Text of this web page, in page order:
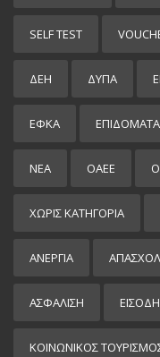
SELF TEST
ΔΕΗ ΔΥΠΑ
ΕΦΚΑ ΕΠΙΔΌΜΑΤΑ
ΝΕΑ ΟΑΕΕ
ΧΩΡΊΣ ΚΑΤΗΓΟΡΊΑ
ΑΝΕΡΓΙΑ
ΑΣΦΑΛΙΣΗ
ΚΟΙΝΩΝΙΚΟΣ